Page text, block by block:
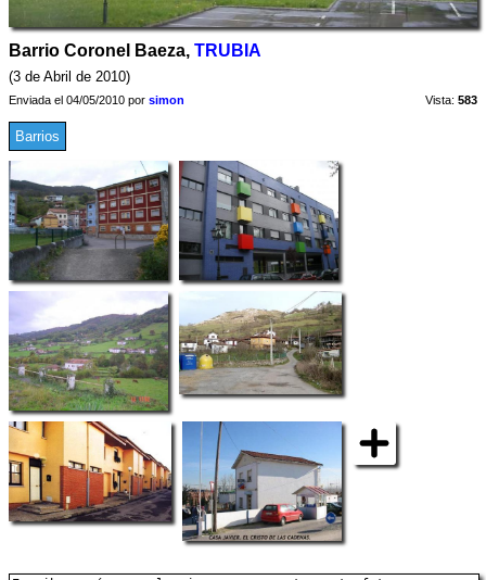
Barrio Coronel Baeza, TRUBIA
(3 de Abril de 2010)
Enviada el 04/05/2010 por simon Vista: 583
Barrios